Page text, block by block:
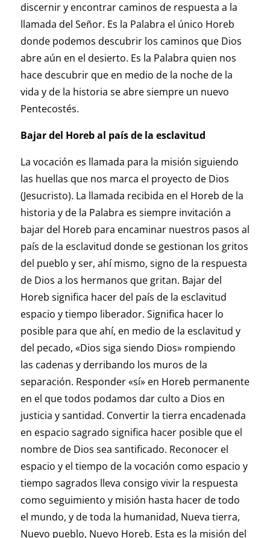
discernir y encontrar caminos de respuesta a la
llamada del Señor. Es la Palabra el único Horeb
donde podemos descubrir los caminos que Dios
abre aún en el desierto. Es la Palabra quien nos
hace descubrir que en medio de la noche de la
vida y de la historia se abre siempre un nuevo
Pentecostés.
Bajar del Horeb al país de la esclavitud
La vocación es llamada para la misión siguiendo
las huellas que nos marca el proyecto de Dios
(Jesucristo). La llamada recibida en el Horeb de la
historia y de la Palabra es siempre invitación a
bajar del Horeb para encaminar nuestros pasos al
país de la esclavitud donde se gestionan los gritos
del pueblo y ser, ahí mismo, signo de la respuesta
de Dios a los hermanos que gritan. Bajar del
Horeb significa hacer del país de la esclavitud
espacio y tiempo liberador. Significa hacer lo
posible para que ahí, en medio de la esclavitud y
del pecado, «Dios siga siendo Dios» rompiendo
las cadenas y derribando los muros de la
separación. Responder «sí» en Horeb permanente
en el que todos podamos dar culto a Dios en
justicia y santidad. Convertir la tierra encadenada
en espacio sagrado significa hacer posible que el
nombre de Dios sea santificado. Reconocer el
espacio y el tiempo de la vocación como espacio y
tiempo sagrados lleva consigo vivir la respuesta
como seguimiento y misión hasta hacer de todo
el mundo, y de toda la humanidad, Nueva tierra,
Nuevo pueblo, Nuevo Horeb. Esta es la misión del